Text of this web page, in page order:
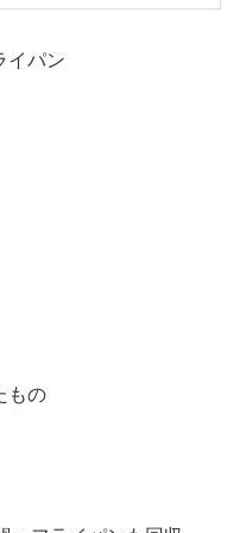
イパン
もの